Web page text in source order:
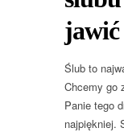
jawić
Ślub to
Chcemy go
Panie tego
najpiękniej.